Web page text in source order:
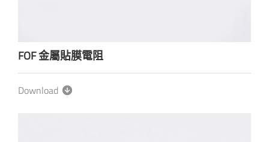
FOF 金屬貼膜電阻
Download